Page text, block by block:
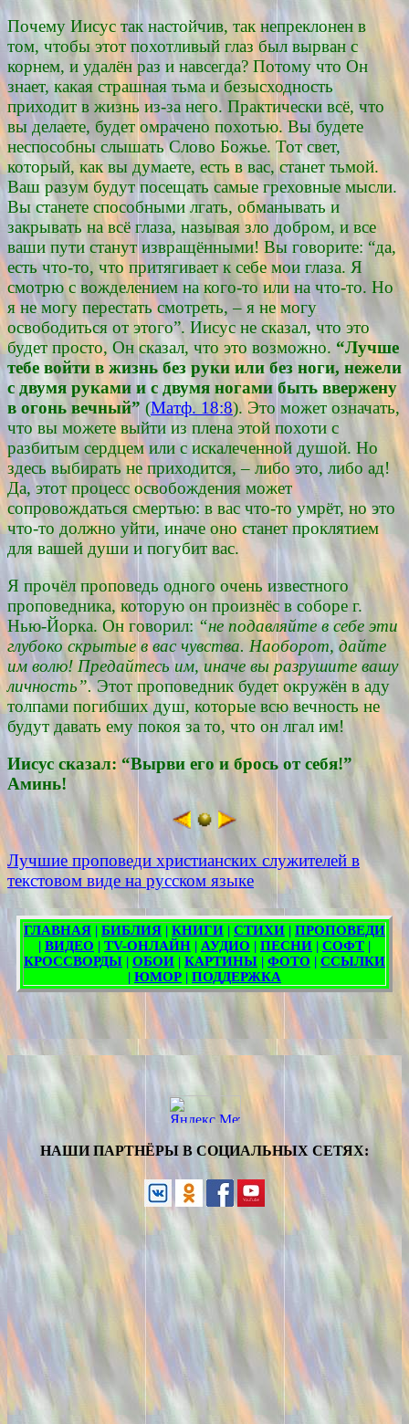
Почему Иисус так настойчив, так непреклонен в
том, чтобы этот похотливый глаз был вырван с
корнем, и удалён раз и навсегда? Потому что Он
знает, какая страшная тьма и безысходность
приходит в жизнь из-за него. Практически всё, что
вы делаете, будет омрачено похотью. Вы будете
неспособны слышать Слово Божье. Тот свет,
который, как вы думаете, есть в вас, станет тьмой.
Ваш разум будут посещать самые греховные мысли.
Вы станете способными лгать, обманывать и
закрывать на всё глаза, называя зло добром, и все
ваши пути станут извращёнными! Вы говорите: “да,
есть что-то, что притягивает к себе мои глаза. Я
смотрю с вожделением на кого-то или на что-то. Но
я не могу перестать смотреть, – я не могу
освободиться от этого”. Иисус не сказал, что это
будет просто, Он сказал, что это возможно. “Лучше
тебе войти в жизнь без руки или без ноги, нежели
с двумя руками и с двумя ногами быть ввержену
в огонь вечный” (Матф. 18:8). Это может означать,
что вы можете выйти из плена этой похоти с
разбитым сердцем или с искалеченной душой. Но
здесь выбирать не приходится, – либо это, либо ад!
Да, этот процесс освобождения может
сопровождаться смертью: в вас что-то умрёт, но это
что-то должно уйти, иначе оно станет проклятием
для вашей души и погубит вас.
Я прочёл проповедь одного очень известного
проповедника, которую он произнёс в соборе г.
Нью-Йорка. Он говорил: “не подавляйте в себе эти
глубоко скрытые в вас чувства. Наоборот, дайте
им волю! Предайтесь им, иначе вы разрушите вашу
личность”.Этот проповедник будет окружён в аду
толпами погибших душ, которые всю вечность не
будут давать ему покоя за то, что он лгал им!
Иисус сказал: “Вырви его и брось от себя!”
Аминь!
Лучшие проповеди христианских служителей в
текстовом виде на русском языке